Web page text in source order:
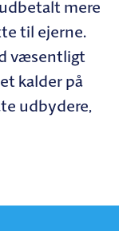
mere
til ejerne.
væsentligt
kalder på
udbydere,